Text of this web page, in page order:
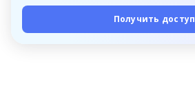
Получить доступ